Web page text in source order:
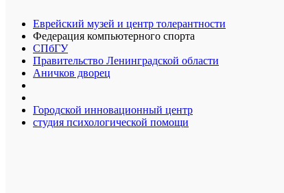
Еврейский музей и центр толерантности
Федерация компьютерного спорта
СПбГУ
Правительство Ленинградской области
Аничков дворец
Городской инновационный центр
студия психологической помощи